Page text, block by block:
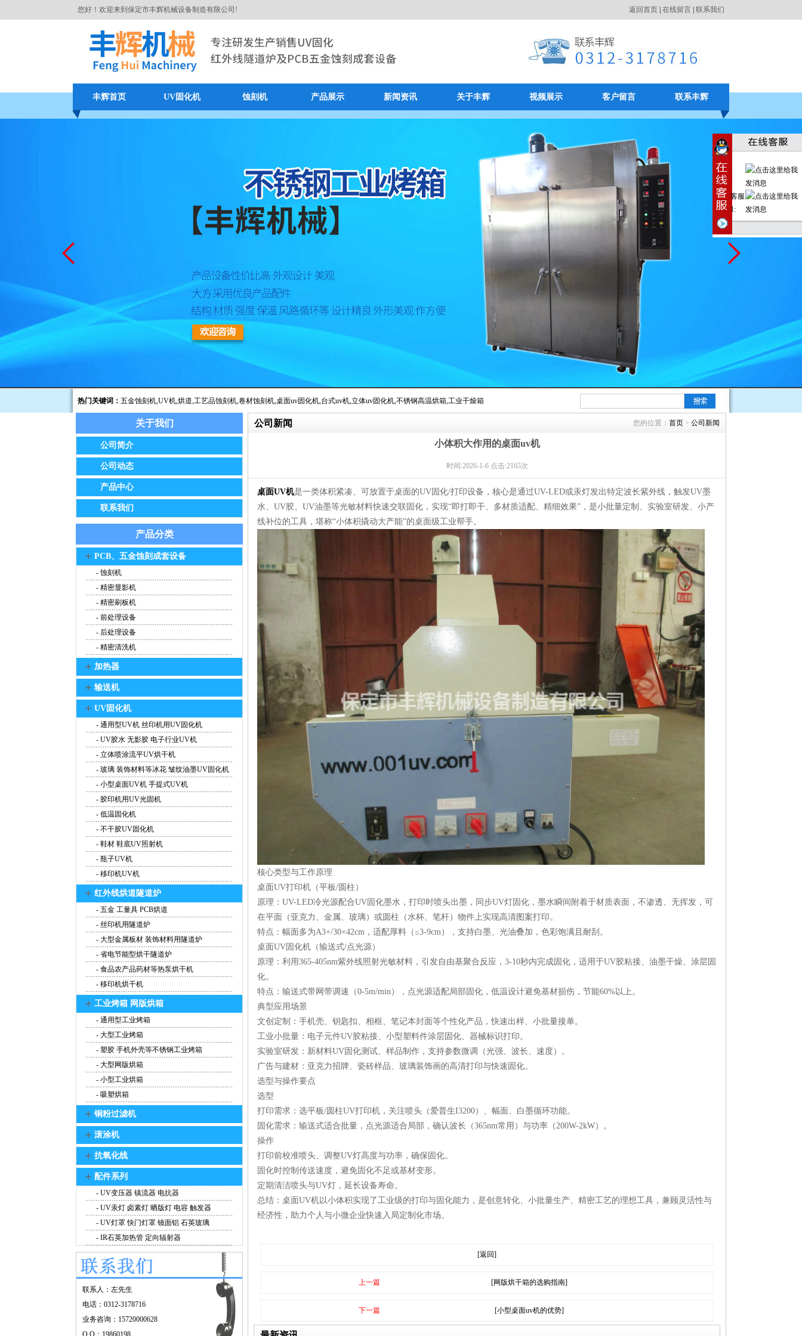
您好！欢迎来到保定市丰辉机械设备制造有限公司! 返回首页 在线留言 联系我们
丰辉首页 UV固化机 蚀刻机 产品展示 新闻资讯 关于丰辉 视频展示 客户留言 联系丰辉
热门关键词： 五金蚀刻机,UV机,烘道,工艺品蚀刻机,卷材蚀刻机,桌面uv固化机,台式uv机,立体uv固化机,不锈钢高温烘箱,工业干燥箱
公告：我公司已于2014年8月经保定市工商局批准正式更名为保定市丰辉机械设备制造有限公司
关于我们
公司简介
公司动态
产品中心
联系我们
产品分类
+ PCB、五金蚀刻成套设备
- 蚀刻机
- 精密显影机
- 精密刷板机
- 前处理设备
- 后处理设备
- 精密清洗机
+ 加热器
+ 输送机
+ UV固化机
- 通用型UV机 丝印机用UV固化机
- UV胶水 无影胶 电子行业UV机
- 立体喷涂流平UV烘干机
- 玻璃 装饰材料等冰花 皱纹油墨UV固化机
- 小型桌面UV机 手提式UV机
- 胶印机用UV光固机
- 低温固化机
- 不干胶UV固化机
- 鞋材 鞋底UV照射机
- 瓶子UV机
- 移印机UV机
+ 红外线烘道隧道炉
- 五金 工量具 PCB烘道
- 丝印机用隧道炉
- 大型金属板材 装饰材料用隧道炉
- 省电节能型烘干隧道炉
- 食品农产品药材等热泵烘干机
- 移印机烘干机
+ 工业烤箱 网版烘箱
- 通用型工业烤箱
- 大型工业烤箱
- 塑胶 手机外壳等不锈钢工业烤箱
- 大型网版烘箱
- 小型工业烘箱
- 吸塑烘箱
+ 铜粉过滤机
+ 滚涂机
+ 抗氧化线
+ 配件系列
- UV变压器 镇流器 电抗器
- UV汞灯 卤素灯 晒版灯 电容 触发器
- UV灯罩 快门灯罩 镜面铝 石英玻璃
- IR石英加热管 定向辐射器
联系人：左先生
电话：0312-3178716
业务咨询：15720000628
Q Q：19860198
公司新闻 您的位置： 首页 > 公司新闻
小体积大作用的桌面uv机
时间:2026-1-6 点击:2165次
桌面UV机是一类体积紧凑、可放置于桌面的UV固化/打印设备，核心是通过UV-LED或汞灯发出特定波长紫外线，触发UV墨
水、UV胶、UV油墨等光敏材料快速交联固化，实现“即打即干、多材质适配、精细效果”，是小批量定制、实验室研发、小产
线补位的工具，堪称“小体积撬动大产能”的桌面级工业帮手。
核心类型与工作原理
桌面UV打印机（平板/圆柱）
原理：UV-LED冷光源配合UV固化墨水，打印时喷头出墨，同步UV灯固化，墨水瞬间附着于材质表面，不渗透、无挥发，可
在平面（亚克力、金属、玻璃）或圆柱（水杯、笔杆）物件上实现高清图案打印。
特点：幅面多为A3+/30×42cm，适配厚料（≤3-9cm），支持白墨、光油叠加，色彩饱满且耐刮。
桌面UV固化机（输送式/点光源）
原理：利用365-405nm紫外线照射光敏材料，引发自由基聚合反应，3-10秒内完成固化，适用于UV胶粘接、油墨干燥、涂层固
化。
特点：输送式带网带调速（0-5m/min），点光源适配局部固化，低温设计避免基材损伤，节能60%以上。
典型应用场景
文创定制：手机壳、钥匙扣、相框、笔记本封面等个性化产品，快速出样、小批量接单。
工业小批量：电子元件UV胶粘接、小型塑料件涂层固化、器械标识打印。
实验室研发：新材料UV固化测试、样品制作，支持参数微调（光强、波长、速度）。
广告与建材：亚克力招牌、瓷砖样品、玻璃装饰画的高清打印与快速固化。
选型与操作要点
选型
打印需求：选平板/圆柱UV打印机，关注喷头（爱普生I3200）、幅面、白墨循环功能。
固化需求：输送式适合批量，点光源适合局部，确认波长（365nm常用）与功率（200W-2kW）。
操作
打印前校准喷头、调整UV灯高度与功率，确保固化。
固化时控制传送速度，避免固化不足或基材变形。
定期清洁喷头与UV灯，延长设备寿命。
总结：桌面UV机以小体积实现了工业级的打印与固化能力，是创意转化、小批量生产、精密工艺的理想工具，兼顾灵活性与
经济性，助力个人与小微企业快速入局定制化市场。
[返回]
上一篇 [网版烘干箱的选购指南]
下一篇 [小型桌面uv机的优势]
:
客服
1: